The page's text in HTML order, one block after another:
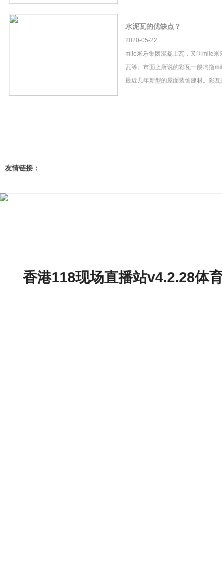
水泥瓦的优缺点？
2020-05-22
mile米乐集团混凝土瓦，又叫mile米
瓦等。市面上所说的彩瓦一般均指
最近几年新型的屋面装饰建材。彩
友情链接：
香港118现场直播站v4.2.28体